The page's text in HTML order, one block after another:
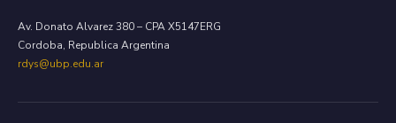
Av. Donato Alvarez 380 – CPA X5147ERG
Cordoba, Republica Argentina
rdys@ubp.edu.ar